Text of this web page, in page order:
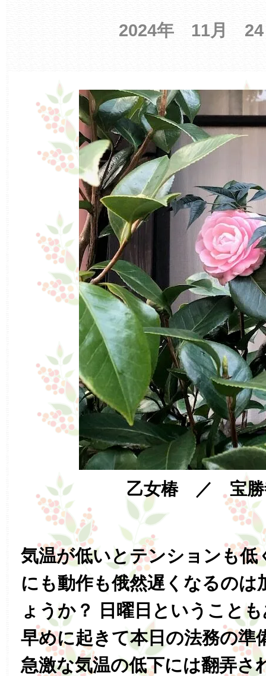
2024年 11月
乙女椿 ／ 宝勝
気温が低いとテンションも低
にも動作も俄然遅くなるのは
ょうか？ 日曜日ということ
早めに起きて本日の法務の準
急激な気温の低下には翻弄さ